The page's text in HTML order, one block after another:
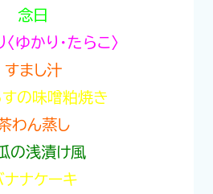
念日
ゆかり・たらこ〉
すまし汁
の味噌粕焼き
わん蒸し
の浅漬け風
ナナケーキ